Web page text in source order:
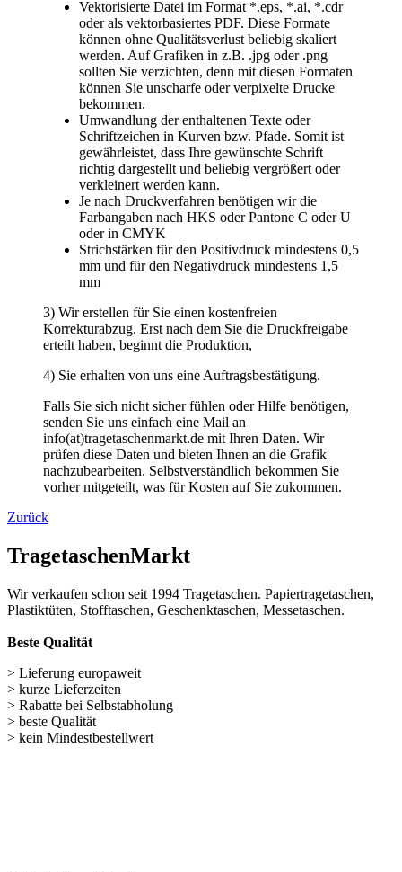
gewährleistet, dass Ihre gewünschte Schrift
richtig dargestellt und beliebig vergrößert oder
verkleinert werden kann.
Je nach Druckverfahren benötigen wir die
Farbangaben nach HKS oder Pantone C oder U
oder in CMYK
Strichstärken für den Positivdruck mindestens 0,5
mm und für den Negativdruck mindestens 1,5
mm
3) Wir erstellen für Sie einen kostenfreien
Korrekturabzug. Erst nach dem Sie die Druckfreigabe
erteilt haben, beginnt die Produktion,
4) Sie erhalten von uns eine Auftragsbestätigung.
Falls Sie sich nicht sicher fühlen oder Hilfe benötigen,
senden Sie uns einfach eine Mail an
prüfen diese Daten und bieten Ihnen an die Grafik
nachzubearbeiten. Selbstverständlich bekommen Sie
vorher mitgeteilt, was für Kosten auf Sie zukommen.
Zurück
TragetaschenMarkt
Wir verkaufen schon seit 1994 Tragetaschen. Papiertragetaschen,
Plastiktüten, Stofftaschen, Geschenktaschen, Messetaschen.
> kurze Lieferzeiten
> Rabatte bei Selbstabholung
> kein Mindestbestellwert
Wichtige Links